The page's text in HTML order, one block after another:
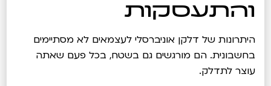
והתעסקות
היתרונות של דלקן אוניברסלי לעצמאים לא מסתיימים
בחשבונית. הם מורגשים גם בשטח, בכל פעם שאתה
עוצר לתדלק.